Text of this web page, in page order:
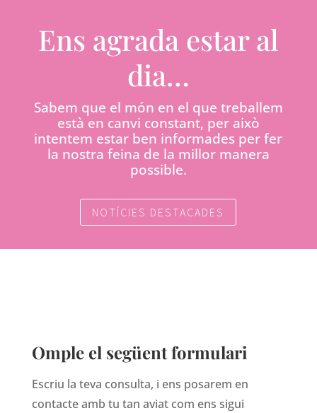
Ens agrada estar al
dia…
Sabem que el món en el que treballem
està en canvi constant, per això
intentem estar ben informades per fer
la nostra feina de la millor manera
possible.
NOTÍCIES DESTACADES
Omple el següent formulari
Escriu la teva consulta, i ens posarem en
contacte amb tu tan aviat com ens sigui